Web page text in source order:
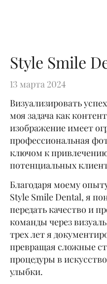
Style Smile
13 марта 2024
Визуализировать
моя задача как
изображение имеет
профессиональная
ключом к
потенциальных
Благодаря моему
Style Smile Dental, я
передать качество и
команды через
трех лет я
превращая сложные
процедуры в
улыбки.